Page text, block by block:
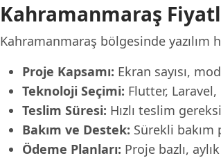
Kahramanmaraş
Kahramanmaraş bölgesinde
Proje Kapsamı: Ekran sayısı,
Teknoloji Seçimi: Flutter,
Teslim Süresi: Hızlı teslim
Bakım ve Destek: Sürekli bakım
Ödeme Planları: Proje bazlı,